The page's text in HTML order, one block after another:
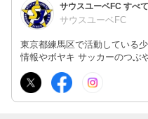
サウスユーベFC すべ
サウスユーベFC
東京都練馬区で活動している
情報やボヤキ サッカーのつぶ
画ets